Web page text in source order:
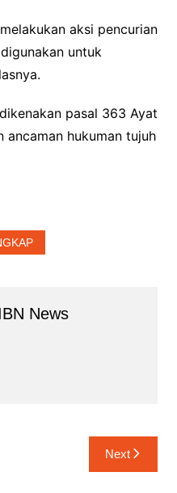
aksi pencurian
untuk
pasal 363 Ayat
ancaman hukuman tujuh
News
Next